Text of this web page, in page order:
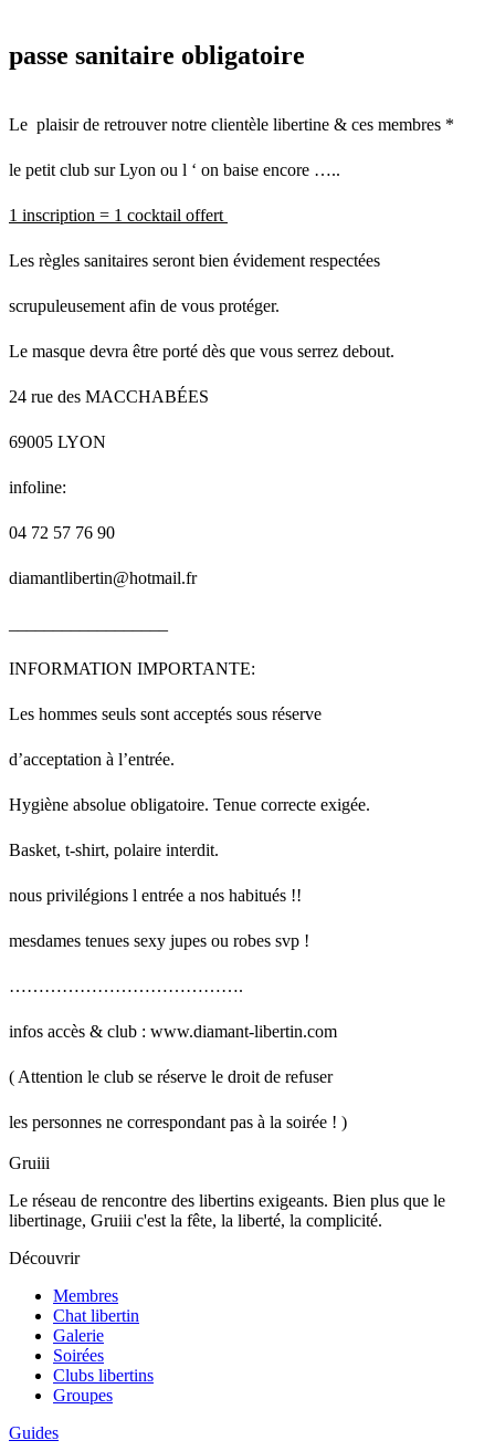
passe sanitaire obligatoire
Le plaisir de retrouver notre clientèle libertine & ces membres *
le petit club sur Lyon ou l ‘ on baise encore …..
1 inscription = 1 cocktail offert
Les règles sanitaires seront bien évidement respectées
scrupuleusement afin de vous protéger.
Le masque devra être porté dès que vous serrez debout.
24 rue des MACCHABÉES
69005 LYON
infoline:
04 72 57 76 90
diamantlibertin@hotmail.fr
INFORMATION IMPORTANTE:
Les hommes seuls sont acceptés sous réserve
d’acceptation à l’entrée.
Hygiène absolue obligatoire. Tenue correcte exigée.
Basket, t-shirt, polaire interdit.
nous privilégions l entrée a nos habitués !!
mesdames tenues sexy jupes ou robes svp !
………………………………….
infos accès & club : www.diamant-libertin.com
( Attention le club se réserve le droit de refuser
les personnes ne correspondant pas à la soirée ! )
Gruiii
Le réseau de rencontre des libertins exigeants. Bien plus que le
libertinage, Gruiii c'est la fête, la liberté, la complicité.
Découvrir
Membres
Chat libertin
Galerie
Soirées
Clubs libertins
Groupes
Guides